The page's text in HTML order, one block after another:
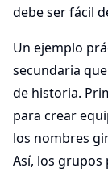
debe ser fácil
Un ejemplo
secundaria
de historia.
para crear
los nombres
Así, los grupos